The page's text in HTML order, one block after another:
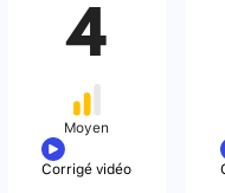
4
Moyen
Corrigé vidéo